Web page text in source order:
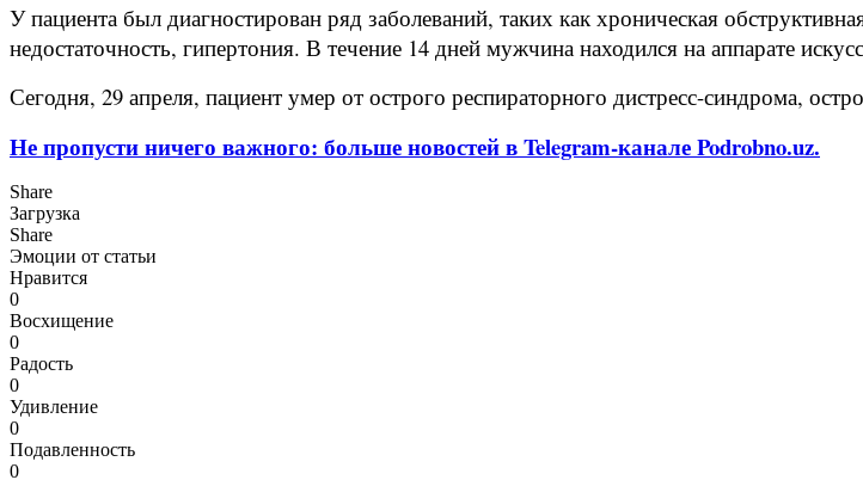
У пациента был диагностирован ряд заболеваний, таких как хроническая
недостаточность, гипертония. В течение 14 дней мужчина находился на аппарате
Сегодня, 29 апреля, пациент умер от острого респираторного дистресс-синдрома,
Не пропусти ничего важного: больше новостей в Telegram-канале Podrobno.uz.
Share
Загрузка
Share
Эмоции от статьи
Нравится
0
Восхищение
0
Радость
0
Удивление
0
Подавленность
0